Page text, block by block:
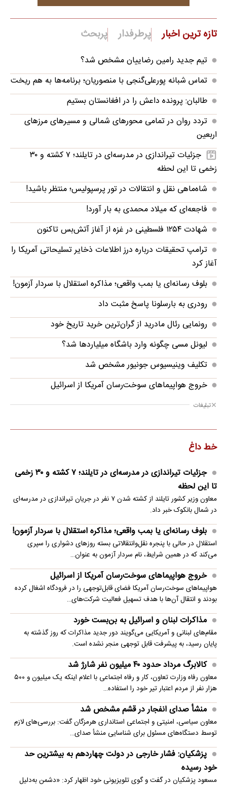
تازه ترین اخبار پرطرفدار پربحث
تیم جدید رامین رضاییان مشخص شد؟
تماس شبانه پورعلی‌گنجی با منصوریان؛ برنامه‌ها به هم ریخت
طالبان: پرونده داعش را در افغانستان بستیم
تردد روان در تمامی محورهای شمالی و مسیرهای مرزهای
اربعین
جزئیات تیراندازی در مدرسه‌ای در تایلند؛ ۷ کشته و ۳۰
زخمی تا این لحظه
شاه‌ماهی نقل و انتقالات در تور پرسپولیس؛ منتظر باشید!
فاجعه‌ای که میلاد محمدی به بار آورد!
شهادت ۱۲۵۴ فلسطینی در غزه از آغاز آتش‌بس تاکنون
ترامپ تحقیقات درباره درز اطلاعات ذخایر تسلیحاتی آمریکا را
آغاز کرد
بلوف رسانه‌ای یا بمب واقعی؛ مذاکره استقلال با سردار آزمون!
رودری به بارسلونا پاسخ مثبت داد
رونمایی رئال مادرید از گران‌ترین خرید تاریخ خود
لیونل مسی چگونه وارد باشگاه میلیاردها شد؟
تکلیف وینیسیوس جونیور مشخص شد
خروج هواپیماهای سوخت‌رسان آمریکا از اسرائیل
تبلیغات
خط داغ
جزئیات تیراندازی در مدرسه‌ای در تایلند؛ ۷ کشته و ۳۰ زخمی
تا این لحظه
معاون وزیر کشور تایلند از کشته شدن ۷ نفر در جریان تیراندازی در مدرسه‌ای
در شمال بانکوک خبر داد.
بلوف رسانه‌ای یا بمب واقعی؛ مذاکره استقلال با سردار آزمون!
استقلال در حالی با پنجره نقل‌وانتقالاتی بسته روزهای دشواری را سپری
می‌کند که در همین شرایط، نام سردار آزمون به عنوان…
خروج هواپیماهای سوخت‌رسان آمریکا از اسرائیل
هواپیماهای سوخت‌رسان آمریکا فضای قابل‌توجهی را در فرودگاه اشغال کرده
بودند و انتقال آن‌ها با هدف تسهیل فعالیت شرکت‌های…
مذاکرات لبنان و اسرائیل به بن‌بست خورد
مقام‌های لبنانی و آمریکایی می‌گویند دور جدید مذاکرات که روز گذشته به
پایان رسید، به پیشرفت قابل توجهی منجر نشده است.
کالابرگ مرداد حدود ۴۰‌ میلیون نفر شارژ شد
معاون رفاه وزارت تعاون، کار و رفاه اجتماعی با اعلام اینکه یک میلیون و ۵۰۰
هزار نفر از مردم اعتبار تیر خود را استفاده…
منشأ صدای انفجار در قشم مشخص شد
معاون سیاسی، امنیتی و اجتماعی استانداری هرمزگان گفت: بررسی‌های لازم
توسط دستگاه‌های مسئول برای شناسایی منشأ صدای…
پزشکیان: فشار خارجی در دولت چهاردهم به بیشترین حد
خود رسیده
مسعود پزشکیان در گفت و گوی تلویزیونی خود اظهار کرد: «دشمن به‌دلیل